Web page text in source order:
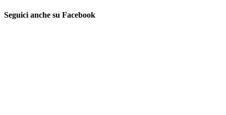
Seguici anche su Facebook